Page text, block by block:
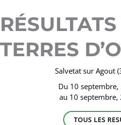
TERRES
Salvetat sur Agout
Du 10
au 10 septembre,
TOUS LES